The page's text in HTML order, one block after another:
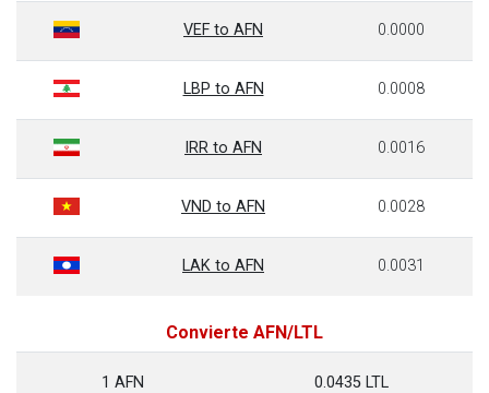
VEF to AFN 0.0000
LBP to AFN 0.0008
IRR to AFN 0.0016
VND to AFN 0.0028
LAK to AFN 0.0031
Convierte AFN/LTL
1 AFN 0.0435 LTL